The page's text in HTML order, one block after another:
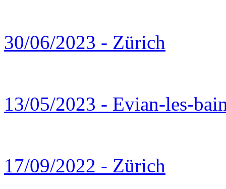
30/06/2023 - Zürich
13/05/2023 - Evian-les-
17/09/2022 - Zürich